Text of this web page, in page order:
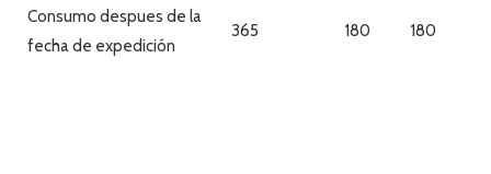
Consumo despues de la
fecha de expedición
365 180 180